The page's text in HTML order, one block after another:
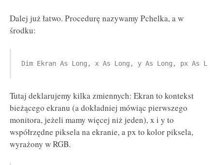
Dalej już łatwo. Procedurę nazywamy Pchelka, a w
środku:
Dim Ekran As Long, x As Long, y As Long, px As
Tutaj deklarujemy kilka zmiennych: Ekran to kontekst
bieżącego ekranu (a dokładniej mówiąc pierwszego
monitora, jeżeli mamy więcej niż jeden), x i y to
współrzędne piksela na ekranie, a px to kolor piksela,
wyrażony w RGB.